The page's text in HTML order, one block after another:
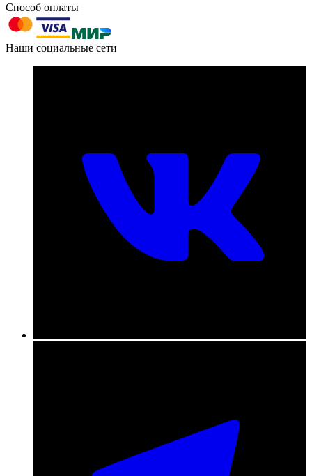
603004, г. Нижний Новгород, проспект Ленина, д. 95
+7 (831) 290-86-98
Способ оплаты
Наши социальные сети